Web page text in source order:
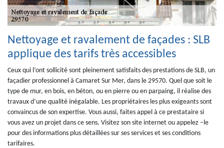
Nettoyage et ravalement de façades : SLB
applique des tarifs très accessibles
Ceux qui l’ont sollicité sont pleinement satisfaits des prestations de SLB, un
façadier professionnel à Camaret Sur Mer, dans le 29570. Quel que soit le
type de mur, en bois, en béton, ou en pierre ou en parpaing, il réalise des
travaux d’une qualité inégalable. Les propriétaires les plus exigeants sont
convaincus de son expertise. Vous aussi, faites appel à ce prestataire si
vous avez un projet dans ce sens. Visitez son site internet ou appelez –le
pour des informations plus détaillées sur ses services et ses conditions
tarifaires.